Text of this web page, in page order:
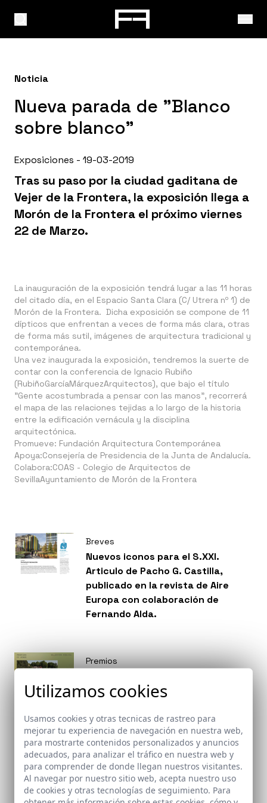
Noticia
Nueva parada de "Blanco
sobre blanco"
Exposiciones - 19-03-2019
Tras su paso por la ciudad gaditana de
Vejer de la Frontera, la exposición llega a
Morón de la Frontera el próximo viernes
22 de Marzo.
La inauguración de la exposición tendrá lugar a las 11 horas
del citado día, en el Espacio Santa Clara (C/ Utrera nº 1) de
Morón de la Frontera. Dicha exposición se compone de 11
dípticos que enfrentan a veces de forma más clara, otras
de forma más sutil, imágenes de arquitectura tradicional y
contemporánea.
Una vez inaugurada la exposición, tendremos la suerte de
contar con la conferencia de Ignacio Rubiño
(RubiñoGarcíaMárquezArquitectos), que bajo el título
"Gente acostumbrada a pensar con las manos", recorrerá
el mapa de las relaciones tejidas a lo largo de la historia
entre la edificación vernácula y la disciplina
arquitectónica.
Promueve: Fundación Arquitectura Contemporánea
Apoya:Consejería de Presidencia de la Junta de Andalucía.
Colabora:COAS - Colegio de Arquitectos de
SevillaAyuntamiento de Morón de la Frontera
Breves
Nuevos iconos para el S.XXI.
Articulo de Pacho G. Castilla,
publicado en la revista de Aire
Europa con colaboración de
Fernando Alda.
Premios
crecen los chopos. Reforma del
Católicos de Santa Fe como
biblioteca municipal. Santa Fe,
Granada recibe Premio EX AEQUO
en la categoría de Acción Pública
en los Premios de La Casa de la
Arquitectura.
Breves
La revista ST de Strugal, ha
Utilizamos cookies
Usamos cookies y otras tecnicas de rastreo para
mejorar tu experiencia de navegación en nuestra web,
para mostrarte contenidos personalizados y anuncios
adecuados, para analizar el tráfico en nuestra web y
para comprender de donde llegan nuestros visitantes.
Al navegar por nuestro sitio web, acepta nuestro uso
de cookies y otras tecnologías de seguimiento. Para